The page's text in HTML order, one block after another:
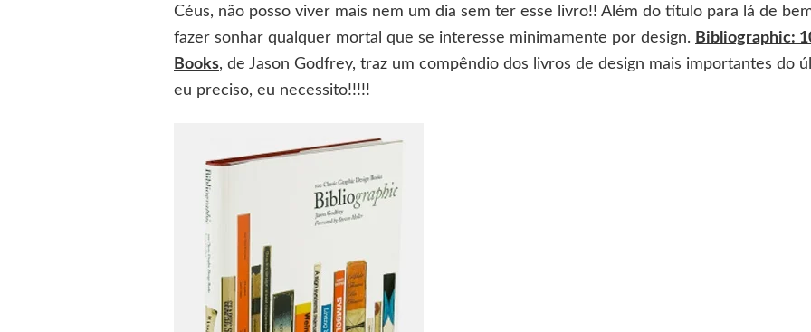
Céus, não posso viver mais nem um dia sem ter esse livro!! Além do título para lá de
fazer sonhar qualquer mortal que se interesse minimamente por design. Bibliographic:
Books, de Jason Godfrey, traz um compêndio dos livros de design mais importantes do
eu preciso, eu necessito!!!!!